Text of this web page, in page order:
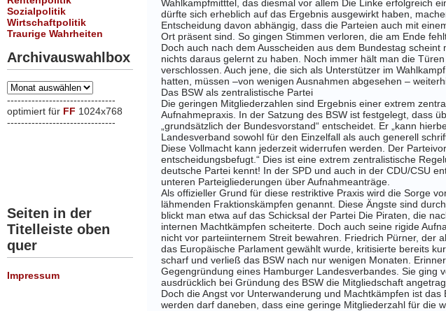
Sozialpolitik
Wirtschaftpolitik
Traurige Wahrheiten
Archivauswahlbox
Archivauswahlbox
-------------------------------
optimiert für FF 1024x768
-------------------------------
Seiten in der
Titelleiste oben
quer
Impressum
Wahlkampfmitttel, das diesmal vor allem Die Linke erfolgreich
dürfte sich erheblich auf das Ergebnis ausgewirkt haben,
Entscheidung davon abhängig, dass die Parteien auch mit
Ort präsent sind. So gingen Stimmen verloren, die am Ende
Doch auch nach dem Ausscheiden aus dem Bundestag scheint
nichts daraus gelernt zu haben. Noch immer hält man die
verschlossen. Auch jene, die sich als Unterstützer im
hatten, müssen –von wenigen Ausnahmen abgesehen –
Das BSW als zentralistische Partei
Die geringen Mitgliederzahlen sind Ergebnis einer extrem
Aufnahmepraxis. In der Satzung des BSW ist festgelegt, dass
„grundsätzlich der Bundesvorstand“ entscheidet. Er „kann
Landesverband sowohl für den Einzelfall als auch generell
Diese Vollmacht kann jederzeit widerrufen werden. Der
entscheidungsbefugt.“ Dies ist eine extrem zentralistische
deutsche Partei kennt! In der SPD und auch in der CDU/CSU
unteren Parteigliederungen über Aufnahmeanträge.
Als offizieller Grund für diese restriktive Praxis wird die Sorge
lähmenden Fraktionskämpfen genannt. Diese Ängste sind
blickt man etwa auf das Schicksal der Partei Die Piraten, die
internen Machtkämpfen scheiterte. Doch auch seine rigide
nicht vor parteiinternem Streit bewahren. Friedrich Pürner, der
das Europäische Parlament gewählt wurde, kritisierte bereits
scharf und verließ das BSW nach nur wenigen Monaten.
Gegengründung eines Hamburger Landesverbandes. Sie ging
ausdrücklich bei Gründung des BSW die Mitgliedschaft
Doch die Angst vor Unterwanderung und Machtkämpfen ist das
werden darf daneben, dass eine geringe Mitgliederzahl für die